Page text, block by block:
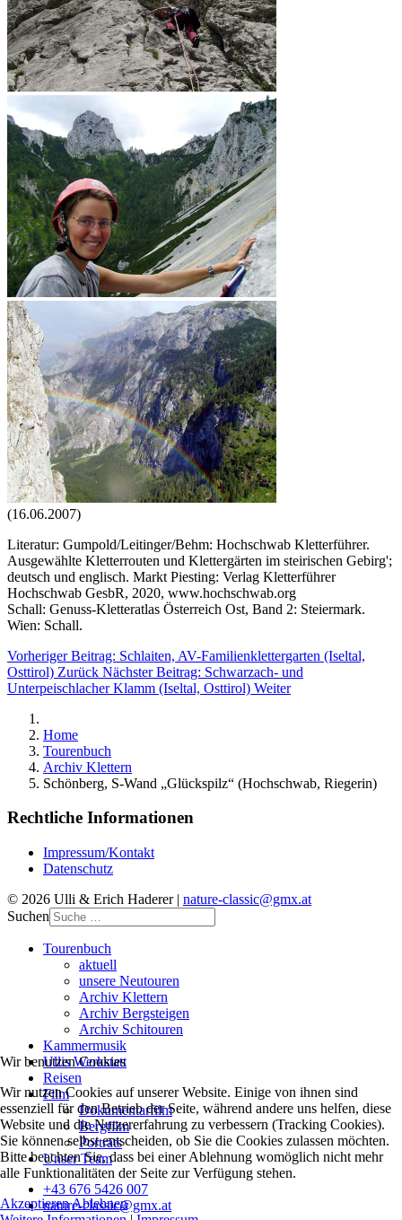
(16.06.2007)
Literatur: Gumpold/Leitinger/Behm: Hochschwab Kletterführer.
Ausgewählte Kletterrouten und Klettergärten im steirischen Gebirg';
deutsch und englisch. Markt Piesting: Verlag Kletterführer
Hochschwab GesbR, 2020, www.hochschwab.org
Schall: Genuss-Kletteratlas Österreich Ost, Band 2: Steiermark.
Wien: Schall.
Vorheriger Beitrag: Schlaiten, AV-Familienklettergarten (Iseltal,
Osttirol) Zurück Nächster Beitrag: Schwarzach- und
Unterpeischlacher Klamm (Iseltal, Osttirol) Weiter
Home
Tourenbuch
Archiv Klettern
Schönberg, S-Wand „Glückspilz“ (Hochschwab, Riegerin)
Rechtliche Informationen
Impressum/Kontakt
Datenschutz
© 2026 Ulli & Erich Haderer | nature-classic@gmx.at
Suchen
Tourenbuch
aktuell
unsere Neutouren
Archiv Klettern
Archiv Bergsteigen
Archiv Schitouren
Kammermusik
Ullis Werkstatt
Reisen
Film
Dokumentarfilm
Bergfilm
Porträts
Unser Team
+43 676 5426 007
nature-classic@gmx.at
Wir benutzen Cookies
Wir nutzen Cookies auf unserer Website. Einige von ihnen sind
essenziell für den Betrieb der Seite, während andere uns helfen, diese
Website und die Nutzererfahrung zu verbessern (Tracking Cookies).
Sie können selbst entscheiden, ob Sie die Cookies zulassen möchten.
Bitte beachten Sie, dass bei einer Ablehnung womöglich nicht mehr
alle Funktionalitäten der Seite zur Verfügung stehen.
AkzeptierenAblehnen